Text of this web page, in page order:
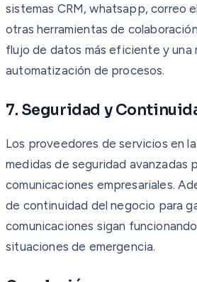
sistemas CRM, whatsapp, correo
otras herramientas de
flujo de datos más eficiente y una
automatización de procesos.
7. Seguridad y
Los proveedores de servicios en
medidas de seguridad avanzadas
comunicaciones empresariales.
de continuidad del negocio para
comunicaciones sigan
situaciones de emergencia.